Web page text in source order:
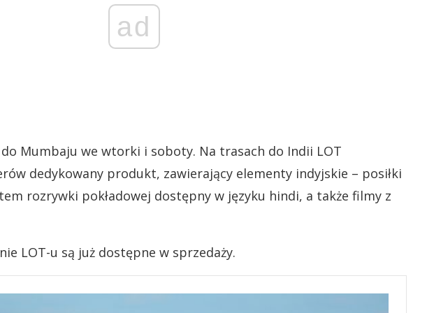
ad
Mumbaju we wtorki i soboty. Na trasach do Indii LOT
dedykowany produkt, zawierający elementy indyjskie – posiłki
rozrywki pokładowej dostępny w języku hindi, a także filmy z
LOT-u są już dostępne w sprzedaży.